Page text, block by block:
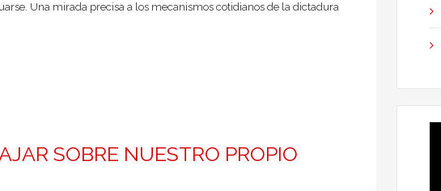
Una mirada precisa a los mecanismos cotidianos de la dictadura
SOBRE NUESTRO PROPIO